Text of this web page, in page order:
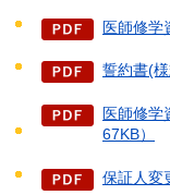
医師修学
誓約書(
医師修学
67KB）
保証人変